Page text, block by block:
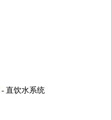
- 直饮水系统